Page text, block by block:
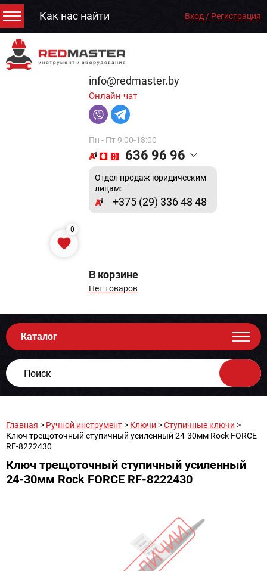
Как нас найти Вход / Регистрация
info@redmaster.by
Онлайн чат
Пн - Пт 9:00-18:00
636 96 96
Отдел продаж юридическим
лицам:
+375 (29) 336 48 48
0
В корзине
Нет товаров
Каталог
Главная > Ручной инструмент > Ключи >Ступичные ключи >
Ключ трещоточный ступичный усиленный 24-30мм Rock FORCE
RF-8222430
Ключ трещоточный ступичный усиленный
24-30мм Rock FORCE RF-8222430